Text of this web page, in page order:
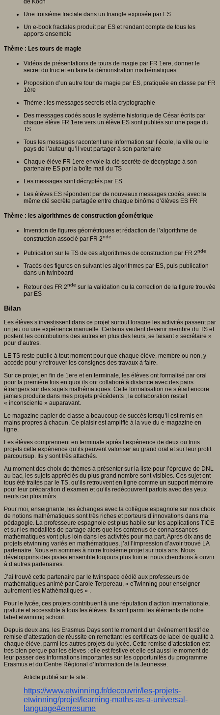
de Koch
Une troisième fractale dans un triangle exposée par ES
Un e-book fractales produit par ES et rendant compte de tous les
apports ensemble
Thème : Les tours de magie
Vidéos de présentations de tours de magie par FR 1ere, donner le
secret du truc et en faire la démonstration mathématiques
Proposition d’un autre tour de magie par ES, pratiquée en classe par FR
1ère
Thème : les messages secrets et la cryptographie
Des messages codés sous le système historique de César écrits par
chaque élève FR 1ere vers un élève ES sont publiés sur une page du
TS
Tous les messages racontent une information sur l’école, la ville ou le
pays de l’auteur qu’il veut partager à son partenaire
Chaque élève FR 1ere envoie la clé secrète de décryptage à son
partenaire ES par la boîte mail du TS
Les messages sont décryptés par ES
Les élèves ES répondent par de nouveaux messages codés, avec la
même clé secrète partagée entre chaque binôme d’élèves ES FR
Thème : les algorithmes de construction géométrique
Invention de figures géométriques et rédaction de l’algorithme de
construction associé par FR 2nde
Publication sur le TS de ces algorithmes de construction par FR 2nde
Tracés des figures en suivant les algorithmes par ES, puis publication
dans un twinboard
Retour des FR 2nde sur la validation ou la correction de la figure trouvée
par ES
Bilan
Les élèves s’investissent dans ce projet surtout lorsque les activités passent par
un jeu ou une expérience manuelle. Certains veulent devenir membre du TS et
postent les contributions des autres en plus des leurs, se faisant « secrétaire »
pour d’autres.
LE TS reste public à tout moment pour que chaque élève, membre ou non, y
accède pour y retrouver les consignes des travaux à faire.
Sur ce projet, en fin de 1ere et en terminale, les élèves ont formalisé par oral
pour la première fois en quoi ils ont collaboré à distance avec des pairs
étrangers sur des sujets mathématiques. Cette formalisation ne s’était encore
jamais produite dans mes projets précédents ; la collaboration restait
« inconsciente » auparavant.
Le magazine papier de classe a beaucoup de succès lorsqu’il est remis en
mains propres à chacun. Ce plaisir est amplifié à la vue du e-magazine en
ligne.
Les élèves comprennent en terminale après l’expérience de deux ou trois
projets cette expérience qu’ils peuvent valoriser au grand oral et sur leur profil
parcoursup. Ils y sont très attachés.
Au moment des choix de thèmes à présenter sur la liste pour l’épreuve de DNL
au bac, les sujets appréciés du plus grand nombre sont visibles. Ces sujet ont
tous été traités par le TS, qu’ils retrouvent en ligne comme un support mémoire
pour leur préparation d’examen et qu’ils redécouvrent parfois avec des yeux
neufs car plus mûrs.
Pour moi, enseignante, les échanges avec la collègue espagnole sur nos choix
de notions mathématiques sont très riches et porteurs d’innovations dans ma
pédagogie. La professeure espagnole est plus habile sur les applications TICE
et sur les modalités de partage alors que les contenus de connaissances
mathématiques vont plus loin dans les activités pour ma part. Après dix ans de
projets etwinning variés en mathématiques, j’ai l’impression d’avoir trouvé LA
partenaire. Nous en sommes à notre troisième projet sur trois ans. Nous
développons des pistes ensemble toujours plus loin et nous cherchons à ouvrir
à d’autres partenaires.
J’ai trouvé cette partenaire par le twinspace dédié aux professeurs de
mathématiques animé par Carole Terpereau, « eTwinning pour enseigner
autrement les Mathématiques » .
Pour le lycée, ces projets contribuent à une réputation d’action internationale,
gratuite et accessible à tous les élèves. Ils sont parmi les éléments de notre
label etwinning school.
Depuis deux ans, les Erasmus Days sont le moment d’un événement festif de
remise d’attestation de réussite en remettant les certificats de label de qualité à
chaque élève, parmi les autres projets du lycée. Cette remise d’attestation est
très bien perçue par les élèves : elle est festive et elle est aussi le moment de
leur passer des informations importantes sur les opportunités du programme
Erasmus et du Centre Régional d’Information de la Jeunesse.
Article publié sur le site :
https://www.etwinning.fr/decouvrir/les-projets-
etwinning/projet/learning-maths-as-a-universal-
language#enresume